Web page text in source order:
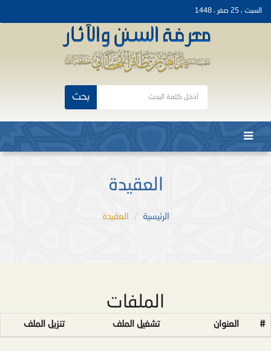
السبت ، 25 صفر ، 1448
بحث
العقيدة
الرئيسية العقيدة
الملفات
# العنوان تشغيل الملف تنزيل الملف